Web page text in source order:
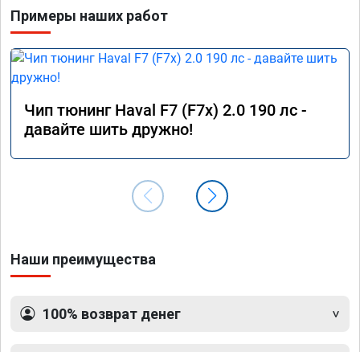
Примеры наших работ
Чип тюнинг Haval F7 (F7x) 2.0 190 лс -
давайте шить дружно!
Наши преимущества
100% возврат денег